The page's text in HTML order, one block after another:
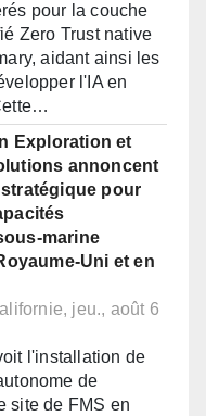
pour la couche
Zero Trust native
aidant ainsi les
l'IA en
Exploration et
annoncent
pour
marine
Uni et en
jeu., août 6
l'installation de
de
site de FMS en